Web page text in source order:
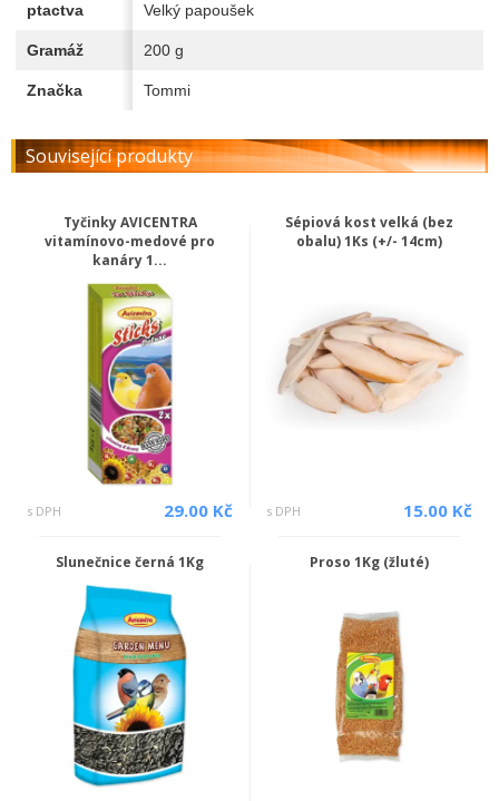
ptactva
Velký papoušek
Gramáž 200 g
Značka Tommi
Související produkty
Tyčinky AVICENTRA
vitamínovo-medové pro
kanáry 1...
s DPH 29.00 Kč
Sépiová kost velká (bez
obalu) 1Ks (+/- 14cm)
s DPH 15.00 Kč
Slunečnice černá 1Kg Proso 1Kg (žluté)